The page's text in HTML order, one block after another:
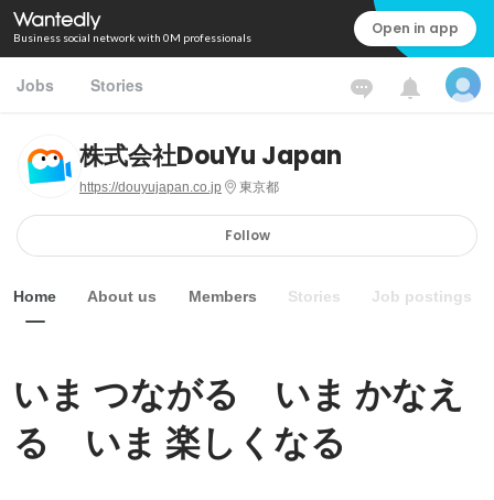
Business social network with 0M professionals Open in app
Jobs Stories
株式会社DouYu Japan
https://douyujapan.co.jp 東京都
Follow
Home About us Members Stories Job postings
いま つながる　いま かなえ
る　いま 楽しくなる